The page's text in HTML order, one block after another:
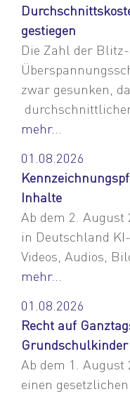
gestiegen
Die Zahl der
zwar gesunken,
durchschnittlichen
mehr...
01.08.2026
Inhalte
Ab dem 2. August
in Deutschland
Videos, Audios,
mehr...
01.08.2026
Recht auf
Grundschulkinder
Ab dem 1.
einen